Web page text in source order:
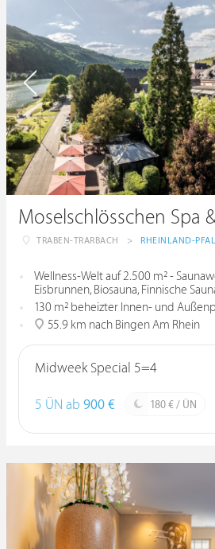
Moselschlösschen Spa
TRABEN-TRARBACH > RHEINLAND-
Wellness-Welt auf 2.500 m² -
Eisbrunnen, Biosauna, Finnische
130 m² beheizter Innen- und
55.9 km nach Bingen Am Rhein
Midweek Special 5=4
5 ÜN ab 900 € 180 € / ÜN